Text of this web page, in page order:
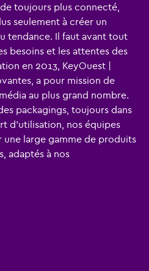
toujours plus connecté,
seulement à créer un
tendance. Il faut avant tout
besoins et les attentes des
en 2013, KeyOuest |
a pour mission de
au plus grand nombre.
packagings, toujours dans
d’utilisation, nos équipes
une large gamme de produits
adaptés à nos